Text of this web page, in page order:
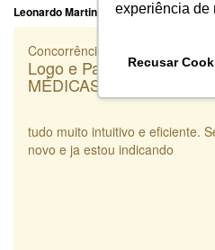
experiência de
Recusar
Leonardo Martins
Concorrência
Logo e Papelaria (6
MÉDICAS
tudo muito intuitivo e eficiente.
novo e ja estou indicando